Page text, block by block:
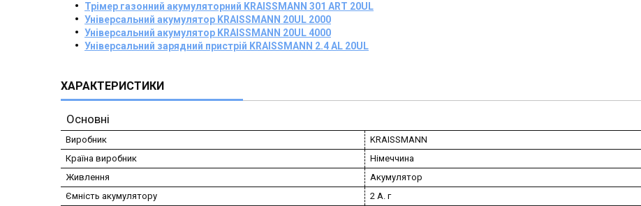
Трімер газонний акумуляторний KRAISSMANN 301 ART 20UL
Універсальний акумулятор KRAISSMANN 20UL 2000
Універсальний акумулятор KRAISSMANN 20UL 4000
Універсальний зарядний пристрій KRAISSMANN 2.4 AL 20UL
ХАРАКТЕРИСТИКИ
Основні
Виробник
KRAISSMANN
Країна виробник
Німеччина
Живлення
Акумулятор
Ємність акумулятору
2 А. г